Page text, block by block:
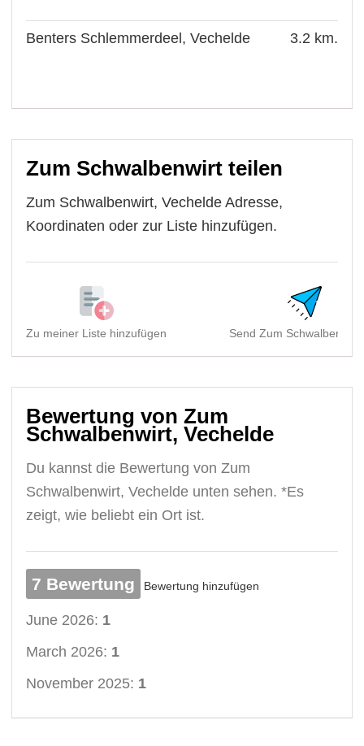
Benters Schlemmerdeel, Vechelde 3.2 km.
Zum Schwalbenwirt teilen
Zum Schwalbenwirt, Vechelde Adresse,
Koordinaten oder zur Liste hinzufügen.
Zu meiner Liste hinzufügen Send Zum
Bewertung von Zum
Schwalbenwirt, Vechelde
Du kannst die Bewertung von Zum
Schwalbenwirt, Vechelde unten sehen. *Es
zeigt, wie beliebt ein Ort ist.
7 Bewertung Bewertung hinzufügen
June 2026: 1
March 2026: 1
November 2025: 1